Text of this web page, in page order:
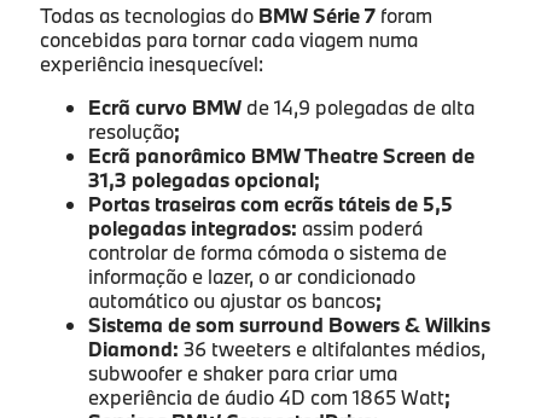
Todas as tecnologias do BMW Série 7foram
concebidas para tornar cada viagem numa
experiência inesquecível:
Ecrã curvo BMW de 14,9 polegadas de alta
resolução;
Ecrã panorâmico BMW Theatre Screen de
31,3 polegadas opcional;
Portas traseiras com ecrãs táteis de 5,5
polegadas integrados: assim poderá
controlar de forma cómoda o sistema de
informação e lazer, o ar condicionado
automático ou ajustar os bancos;
Sistema de som surround Bowers & Wilkins
Diamond: 36 tweeters e altifalantes médios,
subwoofer e shaker para criar uma
experiência de áudio 4D com 1865 Watt;